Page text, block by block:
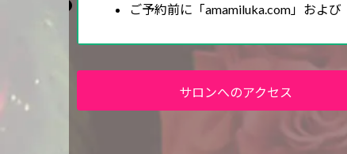
ご予約前に「amamiluka.com」およ
サロンへのアクセス